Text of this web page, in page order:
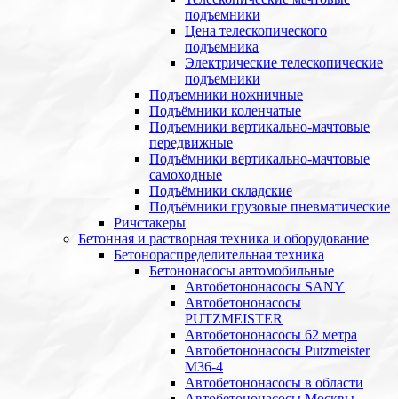
подъемники
Цена телескопического
подъемника
Электрические телескопические
подъемники
Подъемники ножничные
Подъёмники коленчатые
Подъемники вертикально-мачтовые
передвижные
Подъёмники вертикально-мачтовые
самоходные
Подъёмники складские
Подъёмники грузовые пневматические
Ричстакеры
Бетонная и растворная техника и оборудование
Бетонораспределительная техника
Бетононасосы автомобильные
Автобетононасосы SANY
Автобетононасосы
PUTZMEISTER
Автобетононасосы 62 метра
Автобетононасосы Putzmeister
M36-4
Автобетононасосы в области